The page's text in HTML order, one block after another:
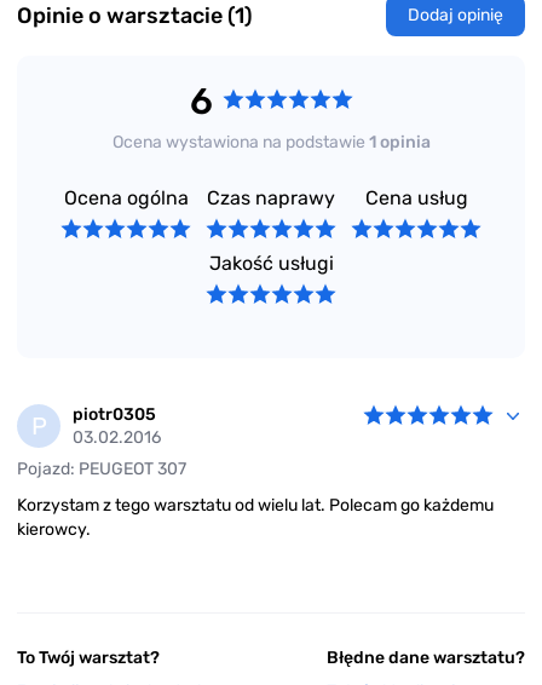
Opinie o warsztacie (1) Dodaj opinię
6
Ocena wystawiona na podstawie 1 opinia
Ocena ogólna Czas naprawy Cena usług
Jakość usługi
P
piotr0305
03.02.2016
Pojazd: PEUGEOT 307
Korzystam z tego warsztatu od wielu lat. Polecam go każdemu
kierowcy.
To Twój warsztat?
Błędne dane warsztatu?